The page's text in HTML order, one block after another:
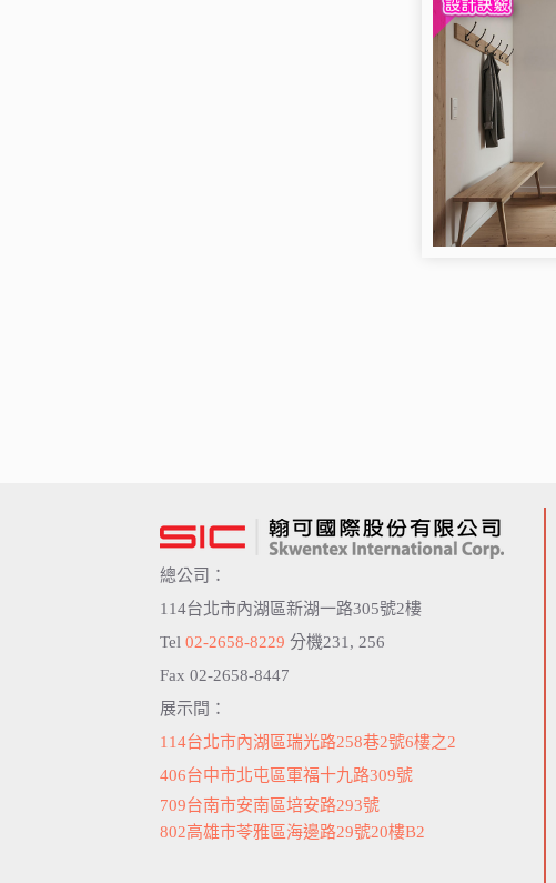
總公司：
114台北市內湖區新湖一路305號2樓
Tel02-2658-8229 分機231, 256
Fax 02-2658-8447
展示間：
114台北市內湖區瑞光路258巷2號6樓之2
406台中市北屯區軍福十九路309號
709台南市安南區培安路293號
802高雄市苓雅區海邊路29號20樓B2